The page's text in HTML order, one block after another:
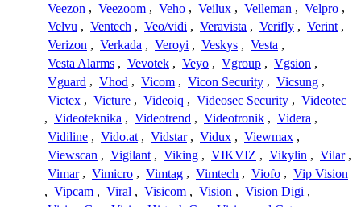
Veezon , Veezoom , Veho , Veilux , Velleman , Velpro ,
Velvu , Ventech , Veo/vidi , Veravista , Verifly , Verint ,
Verizon , Verkada , Veroyi , Veskys , Vesta ,
Vesta Alarms , Vevotek , Veyo , Vgroup , Vgsion ,
Vguard , Vhod , Vicom , Vicon Security , Vicsung ,
Victex , Victure , Videoiq , Videosec Security , Videotec
, Videoteknika , Videotrend , Videotronik , Videra ,
Vidiline , Vido.at , Vidstar , Vidux , Viewmax ,
Viewscan , Vigilant , Viking , VIKVIZ , Vikylin , Vilar ,
Vimar , Vimicro , Vimtag , Vimtech , Viofo , Vip Vision
, Vipcam , Viral , Visicom , Vision , Vision Digi ,